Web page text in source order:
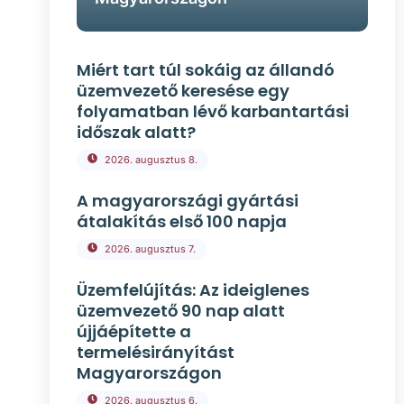
Miért tart túl sokáig az állandó
üzemvezető keresése egy
folyamatban lévő karbantartási
időszak alatt?
2026. augusztus 8.
A magyarországi gyártási
átalakítás első 100 napja
2026. augusztus 7.
Üzemfelújítás: Az ideiglenes
üzemvezető 90 nap alatt
újjáépítette a
termelésirányítást
Magyarországon
2026. augusztus 6.